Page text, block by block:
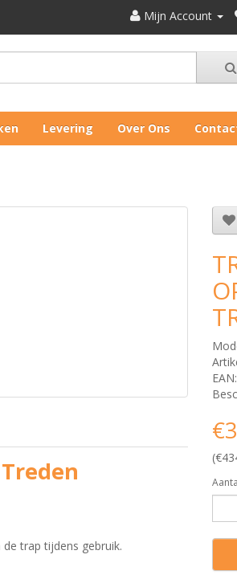
Mijn Account
Levering Over Ons
trap tijdens gebruik.